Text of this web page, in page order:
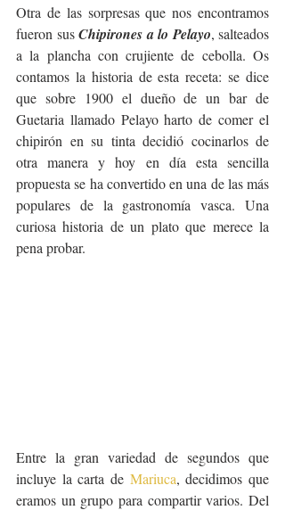
Otra de las sorpresas que nos encontramos
fueron sus Chipirones a lo Pelayo, salteados
a la plancha con crujiente de cebolla. Os
contamos la historia de esta receta: se dice
que sobre 1900 el dueño de un bar de
Guetaria llamado Pelayo harto de comer el
chipirón en su tinta decidió cocinarlos de
otra manera y hoy en día esta sencilla
propuesta se ha convertido en una de las más
populares de la gastronomía vasca. Una
curiosa historia de un plato que merece la
pena probar.
Entre la gran variedad de segundos que
incluye la carta de Mariuca, decidimos que
eramos un grupo para compartir varios. Del